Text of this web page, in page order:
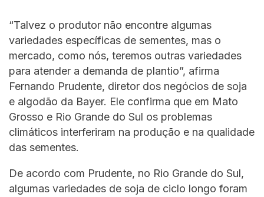
“Talvez o produtor não encontre algumas
variedades específicas de sementes, mas o
mercado, como nós, teremos outras variedades
para atender a demanda de plantio”, afirma
Fernando Prudente, diretor dos negócios de soja
e algodão da Bayer. Ele confirma que em Mato
Grosso e Rio Grande do Sul os problemas
climáticos interferiram na produção e na qualidade
das sementes.
De acordo com Prudente, no Rio Grande do Sul,
algumas variedades de soja de ciclo longo foram